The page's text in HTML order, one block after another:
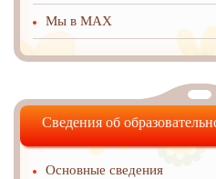
Мы в MAX
Сведения об
Основные сведения